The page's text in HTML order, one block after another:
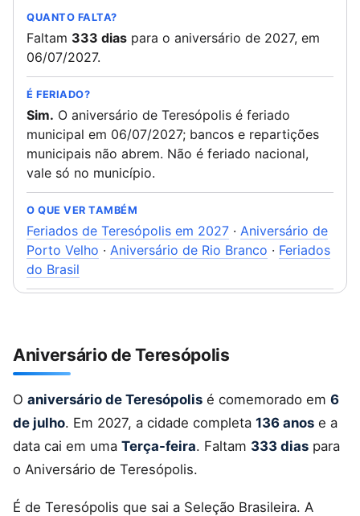
QUANTO FALTA?
Faltam 333 dias para o aniversário de 2027, em
06/07/2027.
É FERIADO?
Sim. O aniversário de Teresópolis é feriado
municipal em 06/07/2027; bancos e repartições
municipais não abrem. Não é feriado nacional,
vale só no município.
O QUE VER TAMBÉM
Feriados de Teresópolis em 2027 · Aniversário de
Porto Velho · Aniversário de Rio Branco · Feriados
do Brasil
Aniversário de Teresópolis
O aniversário de Teresópolis é comemorado em 6
de julho. Em 2027, a cidade completa 136 anos e a
data cai em uma Terça-feira. Faltam 333 dias para
o Aniversário de Teresópolis.
É de Teresópolis que sai a Seleção Brasileira. A